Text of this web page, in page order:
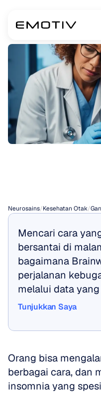
Neurosains/Kesehatan Otak/
Mencari cara
bersantai di
bagaimana
perjalanan
melalui data
Tunjukkan Saya
Orang bisa
berbagai cara, dan
insomnia yang